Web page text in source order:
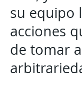
su equipo
acciones
de tomar